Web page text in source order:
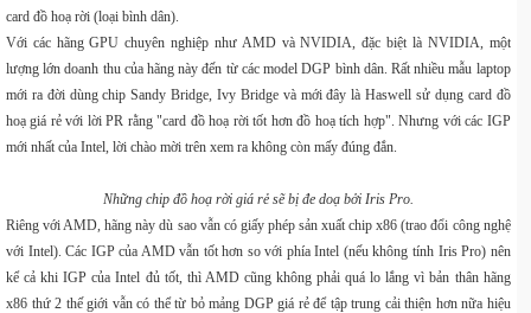
card đồ hoạ rời (loại bình dân).
Với các hãng GPU chuyên nghiệp như AMD và NVIDIA, đặc biệt là NVIDIA, một
lượng lớn doanh thu của hãng này đến từ các model DGP bình dân. Rất nhiều mẫu laptop
mới ra đời dùng chip Sandy Bridge, Ivy Bridge và mới đây là Haswell sử dụng card đồ
hoạ giá rẻ với lời PR rằng "card đồ hoạ rời tốt hơn đồ hoạ tích hợp". Nhưng với các IGP
mới nhất của Intel, lời chào mời trên xem ra không còn mấy đúng đắn.
Những chip đồ hoạ rời giá rẻ sẽ bị đe doạ bởi Iris Pro.
Riêng với AMD, hãng này dù sao vẫn có giấy phép sản xuất chip x86 (trao đổi công nghệ
với Intel). Các IGP của AMD vẫn tốt hơn so với phía Intel (nếu không tính Iris Pro) nên
kể cả khi IGP của Intel đủ tốt, thì AMD cũng không phải quá lo lắng vì bản thân hãng
x86 thứ 2 thế giới vẫn có thể từ bỏ mảng DGP giá rẻ để tập trung cải thiện hơn nữa hiệu